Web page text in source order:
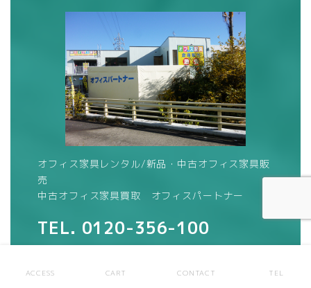
オフィス家具レンタル/新品・中古オフィス家具販
売
中古オフィス家具買取 オフィスパートナー
TEL. 0120-356-100
（土・日・祝日定休）
ACCESS CART CONTACT TEL